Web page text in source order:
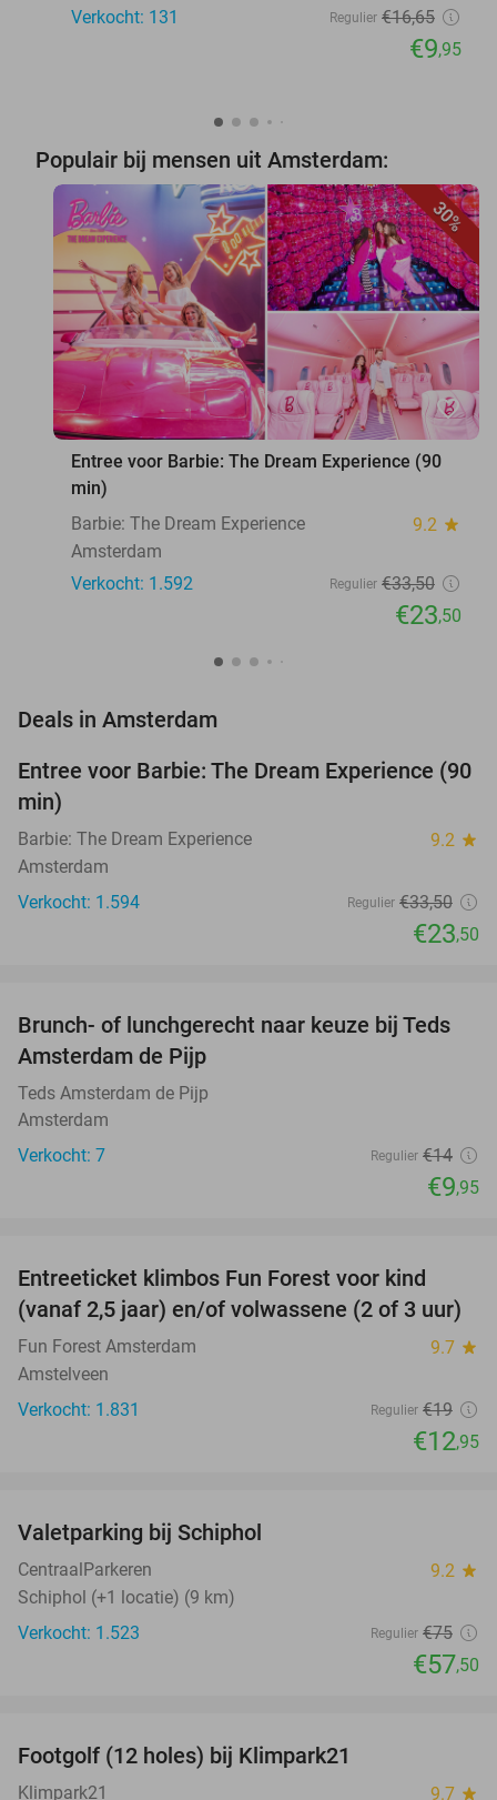
Verkocht: 131 Regulier €16,65
€9,95
Populair bij mensen uit Amsterdam:
30%
favorite_border
Entree voor Barbie: The Dream Experience (90
min)
Barbie: The Dream Experience
9.2 star
Amsterdam
Verkocht: 1.592
Regulier €33,50
€23,50
Deals in Amsterdam
30%
Entree voor Barbie: The Dream Experience (90
min)
Barbie: The Dream Experience 9.2 star
Amsterdam
Verkocht: 1.594
Regulier €33,50
€23,50
29%
TODAY
Brunch- of lunchgerecht naar keuze bij Teds
Amsterdam de Pijp
Teds Amsterdam de Pijp
Amsterdam
Verkocht: 7
Regulier €14
€9,95
Entreeticket klimbos Fun Forest voor kind
(vanaf 2,5 jaar) en/of volwassene (2 of 3 uur)
Fun Forest Amsterdam 9.7 star
Amstelveen
Verkocht: 1.831
Regulier €19
€12,95
Valetparking bij Schiphol
CentraalParkeren 9.2 star
Schiphol (+1 locatie) (9 km)
Verkocht: 1.523
Regulier €75
€57,50
NEW
TODAY
Footgolf (12 holes) bij Klimpark21
Klimpark21 9.7 star